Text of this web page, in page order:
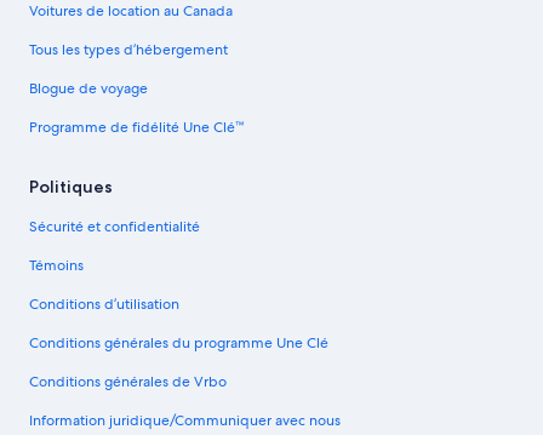
Voitures de location au Canada
Tous les types d’hébergement
Blogue de voyage
Programme de fidélité Une Clé™
Politiques
Sécurité et confidentialité
Témoins
Conditions d’utilisation
Conditions générales du programme Une Clé
Conditions générales de Vrbo
Information juridique/Communiquer avec nous